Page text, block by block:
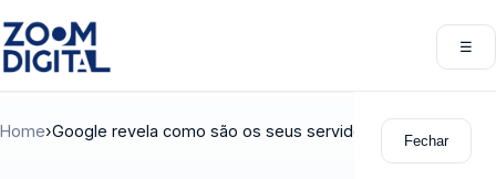
☰
Fechar
Home›Google revela como são os seus servidores